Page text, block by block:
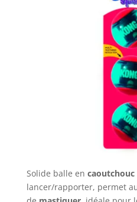
Solide balle en caoutchouc
lancer/rapporter, permet